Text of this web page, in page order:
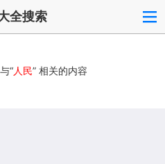
全搜索
“人民” 相关的内容